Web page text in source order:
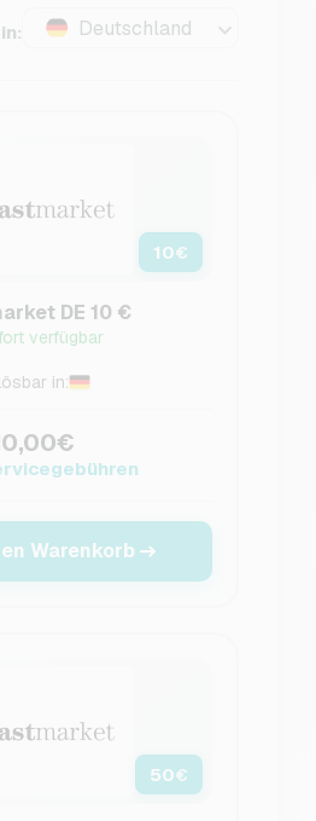
Deutschland
10€
DE 10 €
verfügbar
in:
Warenkorb
50€